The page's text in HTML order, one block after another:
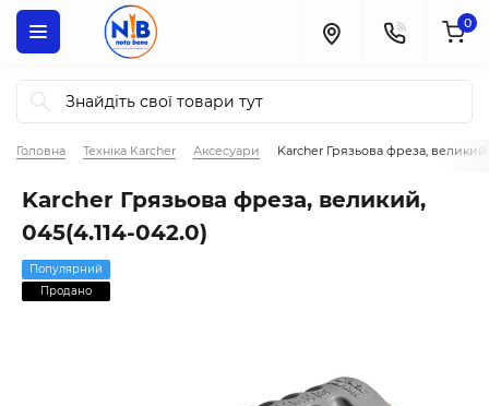
0
Головна Техніка Karcher Аксесуари Karcher Грязьова фреза, великий,
Karcher Грязьова фреза, великий,
045(4.114-042.0)
Популярний
Продано